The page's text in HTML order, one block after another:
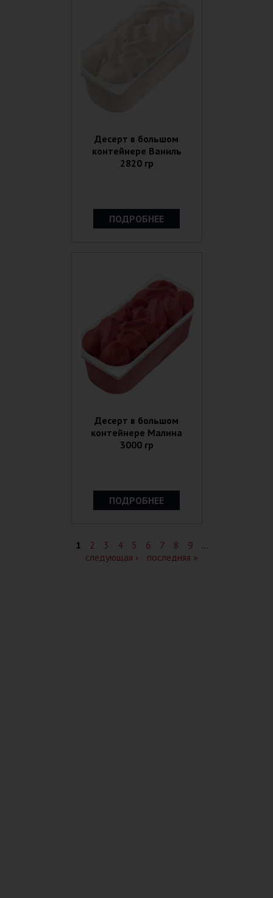
Десерт в большом
контейнере Ваниль
2820 гр
ПОДРОБНЕЕ
Десерт в большом
контейнере Малина
3000 гр
ПОДРОБНЕЕ
Страницы
1 2 3 4 5 6 7 8 9
…
следующая ›
последняя »